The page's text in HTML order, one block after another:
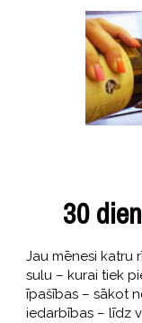
30
Jau mēnesi katru
sulu – kurai tiek
īpašības – sākot
iedarbības – līdz